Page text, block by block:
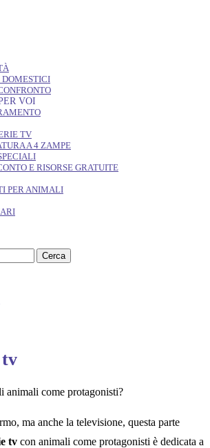
VOI
TV
A 4 ZAMPE
E RISORSE GRATUITE
PER ANIMALI
Cerca
animali come protagonisti?
ma anche la televisione, questa parte
tv con animali come protagonisti è dedicata a